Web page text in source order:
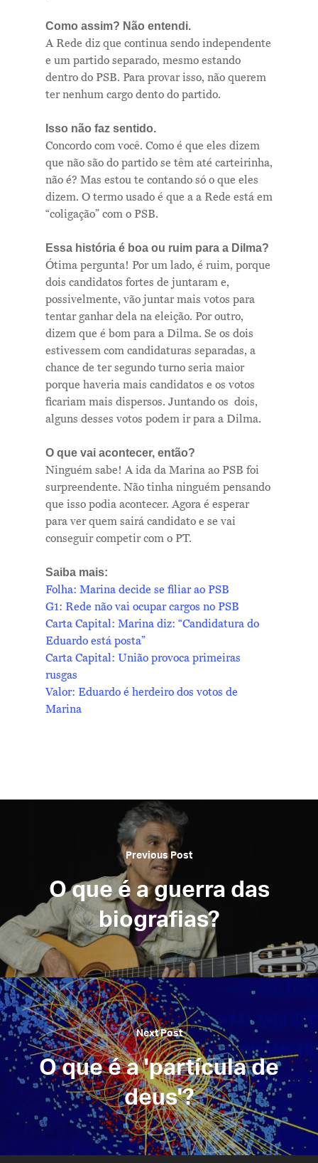
Como assim? Não entendi.
A Rede diz que continua sendo independente
e um partido separado, mesmo estando
dentro do PSB. Para provar isso, não querem
ter nenhum cargo dento do partido.
Isso não faz sentido.
Concordo com você. Como é que eles dizem
que não são do partido se têm até carteirinha,
não é? Mas estou te contando só o que eles
dizem. O termo usado é que a a Rede está em
“coligação” com o PSB.
Essa história é boa ou ruim para a Dilma?
Ótima pergunta! Por um lado, é ruim, porque
dois candidatos fortes de juntaram e,
possivelmente, vão juntar mais votos para
tentar ganhar dela na eleição. Por outro,
dizem que é bom para a Dilma. Se os dois
estivessem com candidaturas separadas, a
chance de ter segundo turno seria maior
porque haveria mais candidatos e os votos
ficariam mais dispersos. Juntando os dois,
alguns desses votos podem ir para a Dilma.
O que vai acontecer, então?
Ninguém sabe! A ida da Marina ao PSB foi
surpreendente. Não tinha ninguém pensando
que isso podia acontecer. Agora é esperar
para ver quem sairá candidato e se vai
conseguir competir com o PT.
Saiba mais:
Folha: Marina decide se filiar ao PSB
G1: Rede não vai ocupar cargos no PSB
Carta Capital: Marina diz: “Candidatura do
Eduardo está posta”
Carta Capital: União provoca primeiras
rusgas
Valor: Eduardo é herdeiro dos votos de
Marina
Previous Post
O que é a guerra das
biografias?
Next Post
O que é a 'partícula de
deus'?
Newsletter
Contatos